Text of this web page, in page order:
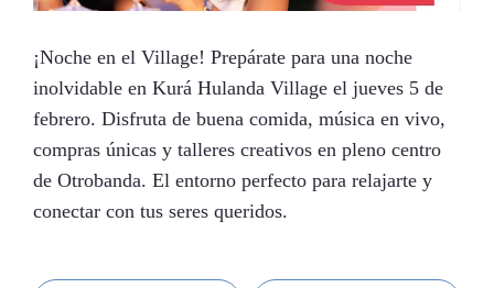
¡Noche en el Village! Prepárate para una noche
inolvidable en Kurá Hulanda Village el jueves 5 de
febrero. Disfruta de buena comida, música en vivo,
compras únicas y talleres creativos en pleno centro
de Otrobanda. El entorno perfecto para relajarte y
conectar con tus seres queridos.